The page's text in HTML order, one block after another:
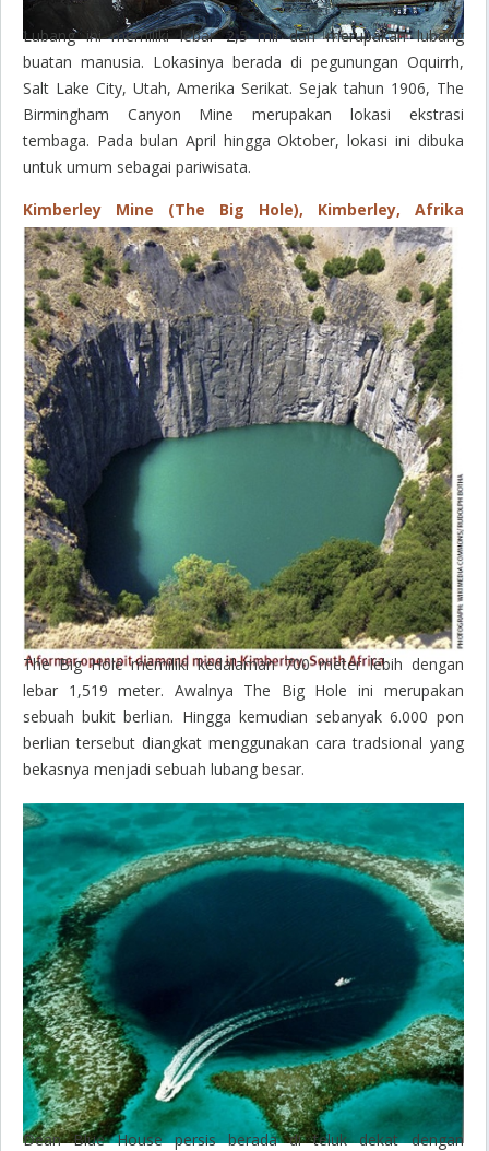
Lubang ini memiliki lebar 2,5 mil dan merupakan lubang
buatan manusia. Lokasinya berada di pegunungan Oquirrh,
Salt Lake City, Utah, Amerika Serikat. Sejak tahun 1906, The
Birmingham Canyon Mine merupakan lokasi ekstrasi
tembaga. Pada bulan April hingga Oktober, lokasi ini dibuka
untuk umum sebagai pariwisata.
Kimberley Mine (The Big Hole), Kimberley, Afrika
Selatan
The Big Hole memiliki kedalaman 700 meter lebih dengan
lebar 1,519 meter. Awalnya The Big Hole ini merupakan
sebuah bukit berlian. Hingga kemudian sebanyak 6.000 pon
berlian tersebut diangkat menggunakan cara tradsional yang
bekasnya menjadi sebuah lubang besar.
Dean Blue Hole: Long Island, Bahama
Dean Blue House persis berada di teluk dekat dengan